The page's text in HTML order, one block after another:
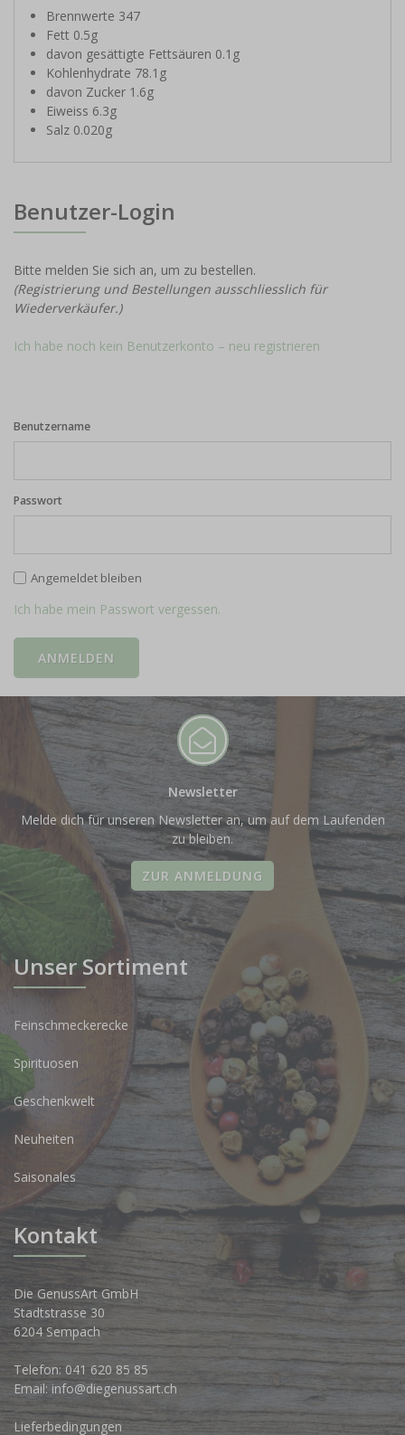
Brennwerte 347
Fett 0.5g
davon gesättigte Fettsäuren 0.1g
Kohlenhydrate 78.1g
davon Zucker 1.6g
Eiweiss 6.3g
Salz 0.020g
Benutzer-Login
Bitte melden Sie sich an, um zu bestellen.
(Registrierung und Bestellungen ausschliesslich für
Wiederverkäufer.)
Ich habe noch kein Benutzerkonto – neu registrieren
Benutzername
Passwort
Angemeldet bleiben
Ich habe mein Passwort vergessen.
Newsletter
Melde dich für unseren Newsletter an, um auf dem Laufenden
zu bleiben.
ZUR ANMELDUNG
Unser Sortiment
Feinschmeckerecke
Spirituosen
Geschenkwelt
Neuheiten
Saisonales
Kontakt
Die GenussArt GmbH
Stadtstrasse 30
6204 Sempach
Telefon: 041 620 85 85
Email: info@diegenussart.ch
Lieferbedingungen